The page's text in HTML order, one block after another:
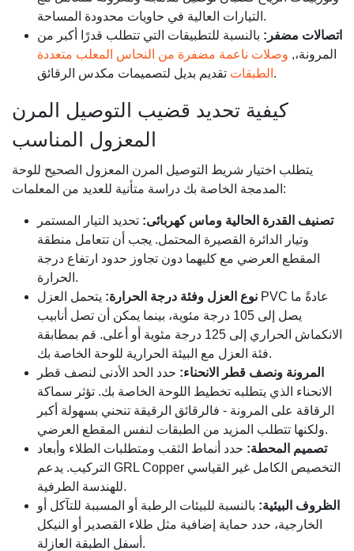
التيارات العالية في حاويات محدودة المساحة.
اتصالات مضفر: بالنسبة للتطبيقات التي تتطلب قدرًا أكبر من
المرونة،, وصلات ناعمة مضفرة من النحاس المعلب متعددة
الطبقات تقديم بديل لتصميمات مكدس الرقائق.
كيفية تحديد قضيب التوصيل المرن
المعزول المناسب
يتطلب اختيار شريط التوصيل المرن المعزول الصحيح للوحة
المدمجة الخاصة بك دراسة متأنية للعديد من المعلمات:
تصنيف القدرة الحالية وماس كهربائى: تحديد التيار المستمر
وتيار الدائرة القصيرة المحتمل. يجب أن تتعامل منطقة
المقطع العرضي مع كليهما دون تجاوز حدود ارتفاع درجة
الحرارة.
نوع العزل وفئة درجة الحرارة: يتحمل العزل PVC عادةً ما
يصل إلى 105 درجة مئوية، بينما يمكن أن تصل أنابيب
الانكماش الحراري إلى 125 درجة مئوية أو أعلى. قم بمطابقة
فئة العزل مع البيئة الحرارية للوحة الخاصة بك.
المرونة ونصف قطر الانحناء: حدد الحد الأدنى لنصف قطر
الانحناء الذي يتطلبه تخطيط اللوحة الخاصة بك. تؤثر سماكة
الرقاقة على المرونة - فالرقائق الرقيقة تنحني بسهولة أكبر
ولكنها تتطلب المزيد من الطبقات لنفس المقطع العرضي.
تصميم المحطة: حدد أنماط الثقب ومتطلبات الطلاء وأبعاد
التركيب. يدعم GRL Copper التخصيص الكامل غير القياسي
للهندسة الطرفية.
الظروف البيئية: بالنسبة للبيئات الرطبة أو المسببة للتآكل أو
الخارجية، حدد حماية إضافية مثل طلاء القصدير أو النيكل
أسفل الطبقة العازلة.